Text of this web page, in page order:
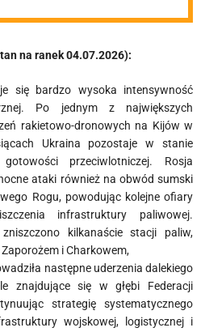
na ranek 04.07.2026):
się bardzo wysoka intensywność
Po jednym z największych
rakietowo-dronowych na Kijów w
Ukraina pozostaje w stanie
gotowości przeciwlotniczej. Rosja
ataki również na obwód sumski
Rogu, powodując kolejne ofiary
infrastruktury paliwowej.
kilkanaście stacji paliw,
i Charkowem,
następne uderzenia dalekiego
znajdujące się w głębi Federacji
strategię systematycznego
wojskowej, logistycznej i